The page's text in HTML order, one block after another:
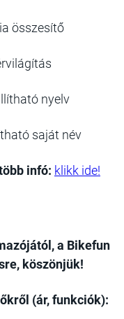
összesítő
nyelv
saját név
infó: klikk ide!
a Bikefun
köszönjük!
(ár, funkciók):